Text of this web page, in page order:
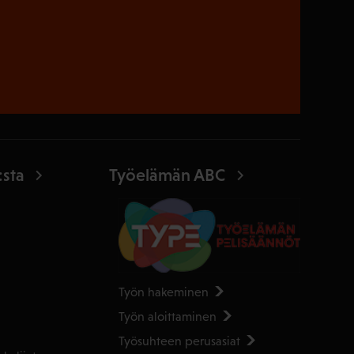
Työelämän ABC
Työn hakeminen
Työn aloittaminen
Työsuhteen perusasiat